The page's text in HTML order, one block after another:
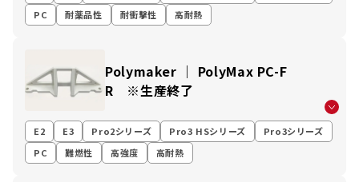
PC
耐薬品性 耐衝撃性 高耐熱
Polymaker ｜ PolyMax PC-F
R ※生産終了
E2 E3 Pro2シリーズ Pro3 HSシリーズ
Pro3シリーズ
PC
難燃性 高強度 高耐熱